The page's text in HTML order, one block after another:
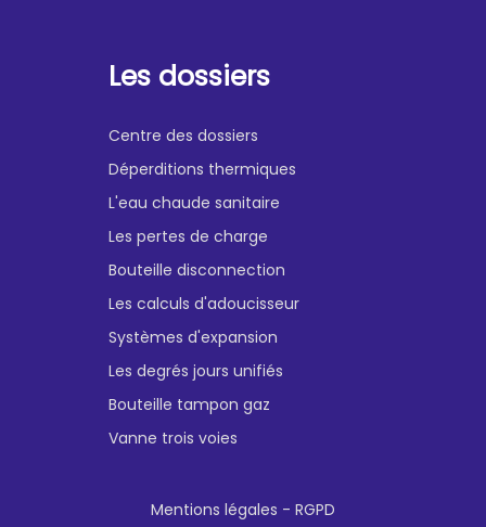
Les dossiers
Centre des dossiers
Déperditions thermiques
L'eau chaude sanitaire
Les pertes de charge
Bouteille disconnection
Les calculs d'adoucisseur
Systèmes d'expansion
Les degrés jours unifiés
Bouteille tampon gaz
Vanne trois voies
Mentions légales - RGPD